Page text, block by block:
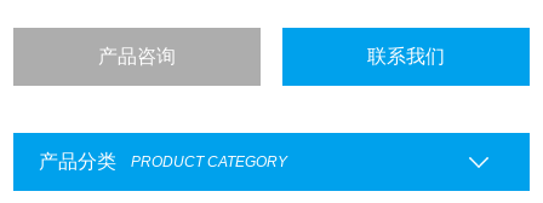
产品咨询 联系我们
产品分类 PRODUCT CATEGORY